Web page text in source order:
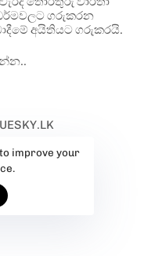
ගරුකරන
අයිතියට ගරුකරයි.
improve your